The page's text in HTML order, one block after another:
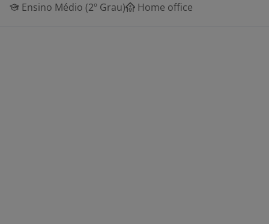
Ensino Médio (2º Grau)
Home office